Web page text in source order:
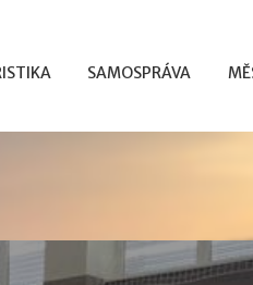
SAMOSPRÁVA